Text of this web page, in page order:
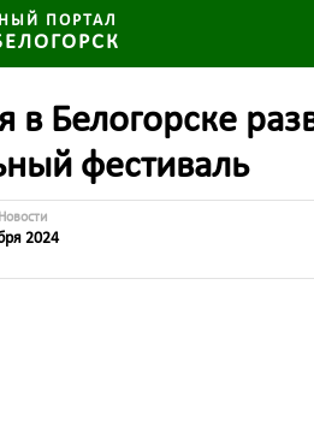
ПОРТАЛ
в Белогорске
фестиваль
Новости
2024